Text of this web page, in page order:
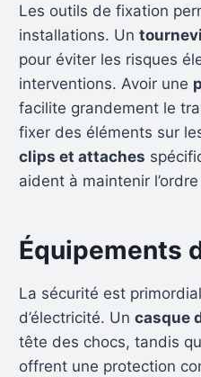
Les outils de fixation
installations. Un
pour éviter les risques
interventions. Avoir une
facilite grandement le
fixer des éléments sur
clips et attaches
aident à maintenir
Équipements
La sécurité est
d’électricité. Un casque
tête des chocs, tandis
offrent une protection